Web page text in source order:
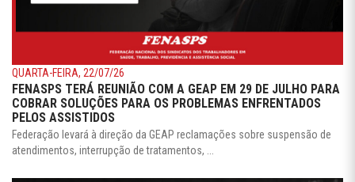
QUARTA-FEIRA, 22/07/26
FENASPS TERÁ REUNIÃO COM A GEAP EM 29 DE JULHO PARA
COBRAR SOLUÇÕES PARA OS PROBLEMAS ENFRENTADOS
PELOS ASSISTIDOS
Federação levará à direção da GEAP reclamações sobre suspensão de
atendimentos, interrupção de tratamentos, ...